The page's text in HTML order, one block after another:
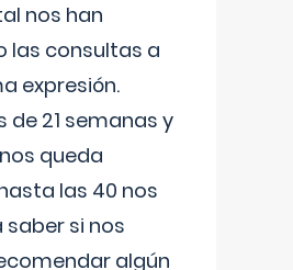
nos han
las consultas a
expresión.
de 21 semanas y
queda
las 40 nos
si nos
algún